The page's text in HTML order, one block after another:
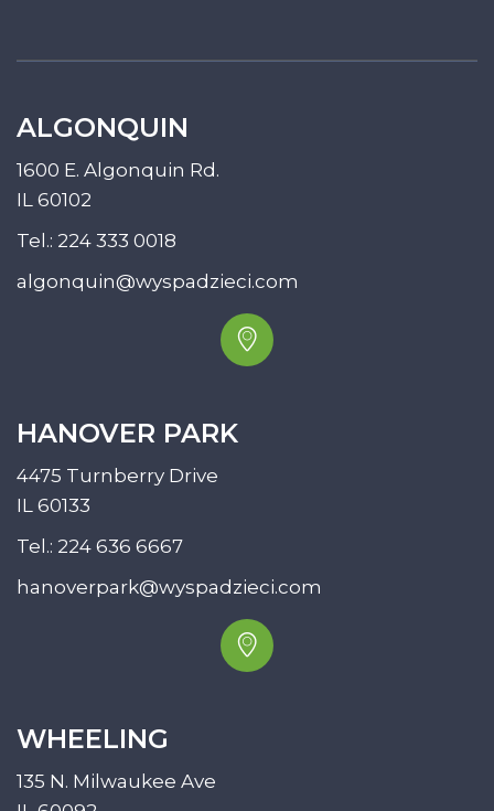
ALGONQUIN
1600 E. Algonquin Rd.
IL 60102
Tel.: 224 333 0018
algonquin@wyspadzieci.com
HANOVER PARK
4475 Turnberry Drive
IL 60133
Tel.: 224 636 6667
hanoverpark@wyspadzieci.com
WHEELING
135 N. Milwaukee Ave